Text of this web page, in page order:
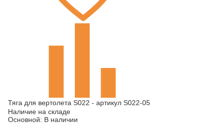
Тяга для вертолета S022 - артикул S022-05
Наличие на складе
Основной: В наличии